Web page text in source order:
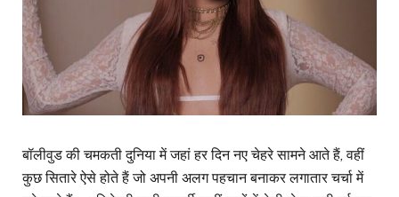
बॉलीवुड की चमकती दुनिया में जहां हर दिन नए चेहरे सामने आते हैं, वहीं
कुछ सितारे ऐसे होते हैं जो अपनी अलग पहचान बनाकर लगातार चर्चा में